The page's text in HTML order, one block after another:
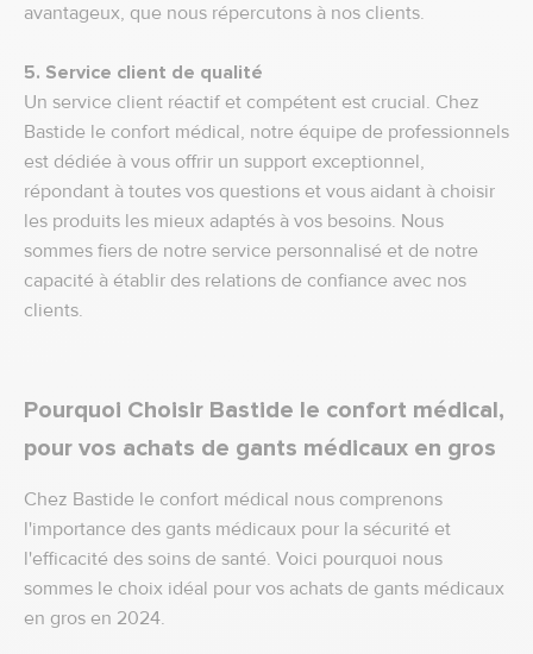
avantageux, que nous répercutons à nos clients.
5. Service client de qualité
Un service client réactif et compétent est crucial. Chez
Bastide le confort médical, notre équipe de professionnels
est dédiée à vous offrir un support exceptionnel,
répondant à toutes vos questions et vous aidant à choisir
les produits les mieux adaptés à vos besoins. Nous
sommes fiers de notre service personnalisé et de notre
capacité à établir des relations de confiance avec nos
clients.
Pourquoi Choisir Bastide le confort médical,
pour vos achats de gants médicaux en gros
Chez Bastide le confort médical nous comprenons
l'importance des gants médicaux pour la sécurité et
l'efficacité des soins de santé. Voici pourquoi nous
sommes le choix idéal pour vos achats de gants médicaux
en gros en 2024.